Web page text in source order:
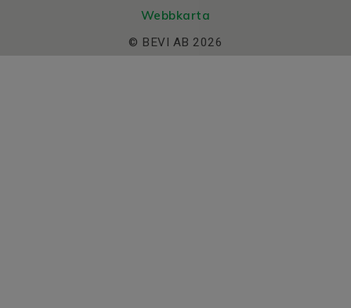
Webbkarta
© BEVI AB 2026